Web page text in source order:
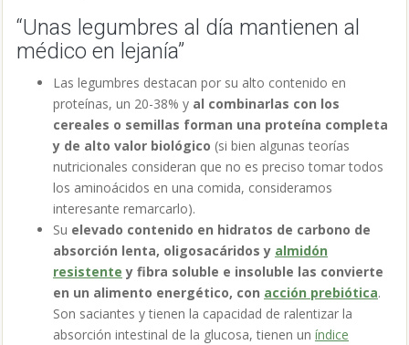
“Unas legumbres al día mantienen al
médico en lejanía”
Las legumbres destacan por su alto contenido en
proteínas, un 20-38% y al combinarlas con los
cereales o semillas forman una proteína completa
y de alto valor biológico (si bien algunas teorías
nutricionales consideran que no es preciso tomar todos
los aminoácidos en una comida, consideramos
interesante remarcarlo).
Su elevado contenido en hidratos de carbono de
absorción lenta, oligosacáridos y almidón
resistente y fibra soluble e insoluble las convierte
en un alimento energético, con acción prebiótica.
Son saciantes y tienen la capacidad de ralentizar la
absorción intestinal de la glucosa, tienen un índice